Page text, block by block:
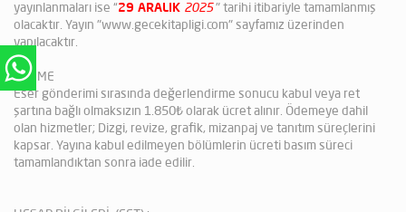
yayınlanmaları ise “29 ARALIK 2025 " tarihi itibariyle tamamlanmış
olacaktır. Yayın "www.gecekitapligi.com" sayfamız üzerinden
yapılacaktır.
ÖDEME
Eser gönderimi sırasında değerlendirme sonucu kabul veya ret
şartına bağlı olmaksızın 1.850₺ olarak ücret alınır. Ödemeye dahil
olan hizmetler; Dizgi, revize, grafik, mizanpaj ve tanıtım süreçlerini
kapsar. Yayına kabul edilmeyen bölümlerin ücreti basım süreci
tamamlandıktan sonra iade edilir.